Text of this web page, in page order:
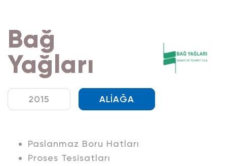
Bağ
Yağları
2015 ALİAĞA
Paslanmaz Boru Hatları
Proses Tesisatları